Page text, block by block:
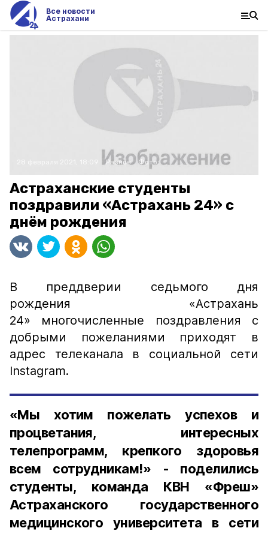
Все новости
Астрахани
Разное Фото:
Астраханские студенты
поздравили «Астрахань 24» с
днём рождения
В преддверии седьмого дня
рождения «Астрахань
24» многочисленные поздравления с
добрыми пожеланиями приходят в
адрес телеканала в социальной сети
Instagram.
«Мы хотим пожелать успехов и
процветания, интересных
телепрограмм, крепкого здоровья
всем сотрудникам!» - поделились
студенты, команда КВН «Фреш»
Астраханского государственного
медицинского университета в сети